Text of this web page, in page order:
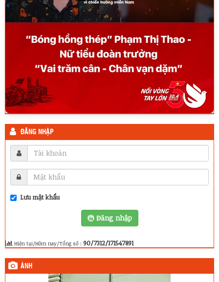
ĐĂNG NHẬP
Lưu mật khẩu
Đăng nhập
Hiện tại/Hôm nay/Tổng số : 90/7312/171547891
ẢNH